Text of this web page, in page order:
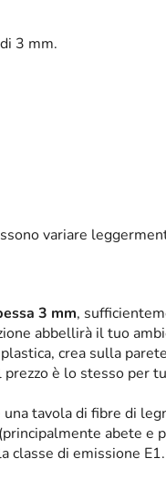
3 mm.
variare
3 mm,
abbellirà il tuo
crea sulla
prezzo è lo stesso per
una tavola di fibre di
abete e
classe di emissione E1.